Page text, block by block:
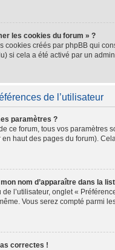
les cookies du forum » ?
cookies créés par phpBB qui
si cela a été activé par un
de l’utilisateur
paramètres ?
ce forum, tous vos paramètres
en haut des pages du forum).
nom d’apparaître dans la
l’utilisateur, onglet «
Vous serez compté parmi
correctes !